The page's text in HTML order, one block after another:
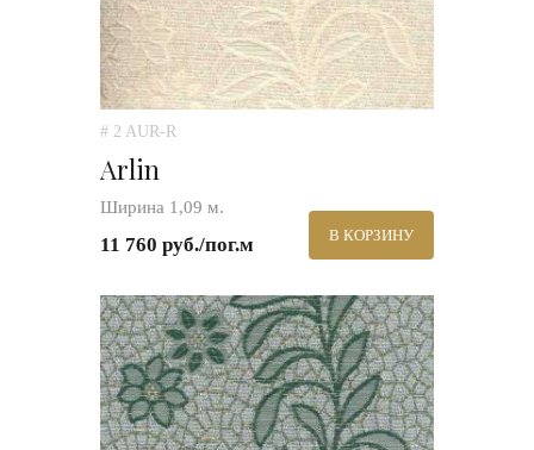
# 2 AUR-R
Arlin
Ширина 1,09 м.
11 760 руб./пог.м В КОРЗИНУ